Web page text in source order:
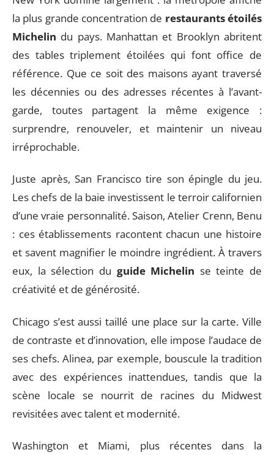
la plus grande concentration de restaurants étoilés
Michelin du pays. Manhattan et Brooklyn abritent
des tables triplement étoilées qui font office de
référence. Que ce soit des maisons ayant traversé
les décennies ou des adresses récentes à l’avant-
garde, toutes partagent la même exigence :
surprendre, renouveler, et maintenir un niveau
irréprochable.
Juste après, San Francisco tire son épingle du jeu.
Les chefs de la baie investissent le terroir californien
d’une vraie personnalité. Saison, Atelier Crenn, Benu
: ces établissements racontent chacun une histoire
et savent magnifier le moindre ingrédient. À travers
eux, la sélection du guide Michelin se teinte de
créativité et de générosité.
Chicago s’est aussi taillé une place sur la carte. Ville
de contraste et d’innovation, elle impose l’audace de
ses chefs. Alinea, par exemple, bouscule la tradition
avec des expériences inattendues, tandis que la
scène locale se nourrit de racines du Midwest
revisitées avec talent et modernité.
Washington et Miami, plus récentes dans la